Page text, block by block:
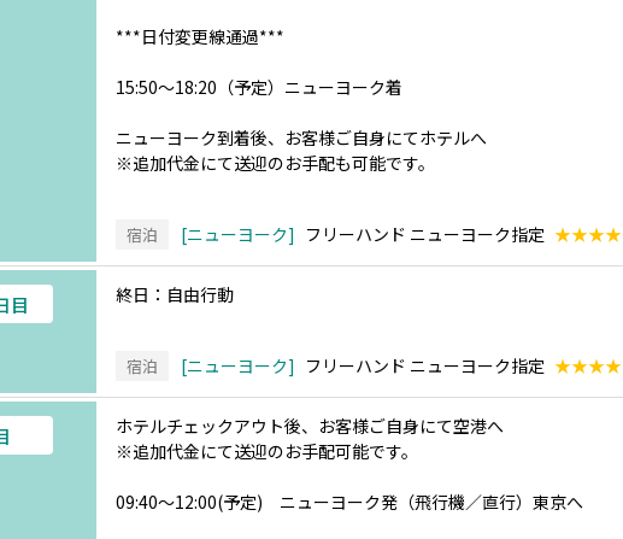
***日付変更線通過***
15:50～18:20（予定）ニューヨーク着
ニューヨーク到着後、お客様ご自身にてホテルへ
※追加代金にて送迎のお手配も可能です。
宿泊 ニューヨーク フリーハンド ニューヨーク指定 ★★★★
目 終日：自由行動
宿泊 ニューヨーク フリーハンド ニューヨーク指定 ★★★★
ホテルチェックアウト後、お客様ご自身にて空港へ
※追加代金にて送迎のお手配可能です。
09:40～12:00(予定) ニューヨーク発（飛行機／直行）東京へ